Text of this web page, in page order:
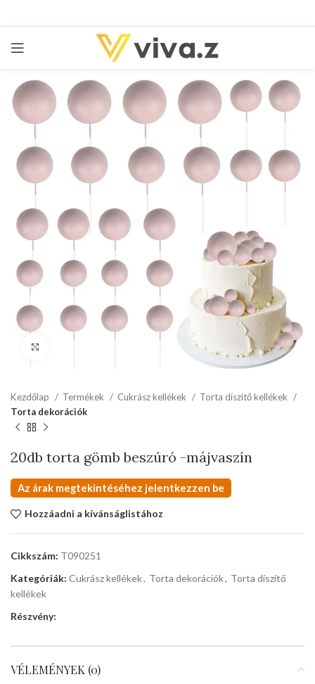
Kezdőlap Termékek Cukrász kellékek
Torta díszítő kellékek
Torta dekorációk
20db torta gömb beszúró -májvaszín
Az árak megtekintéséhez jelentkezzen be
Hozzáadni a kívánságlistához
Cikkszám: T090251
Kategóriák: Cukrász kellékek, Torta dekorációk, Torta díszítő
kellékek
Részvény:
VÉLEMÉNYEK (0)